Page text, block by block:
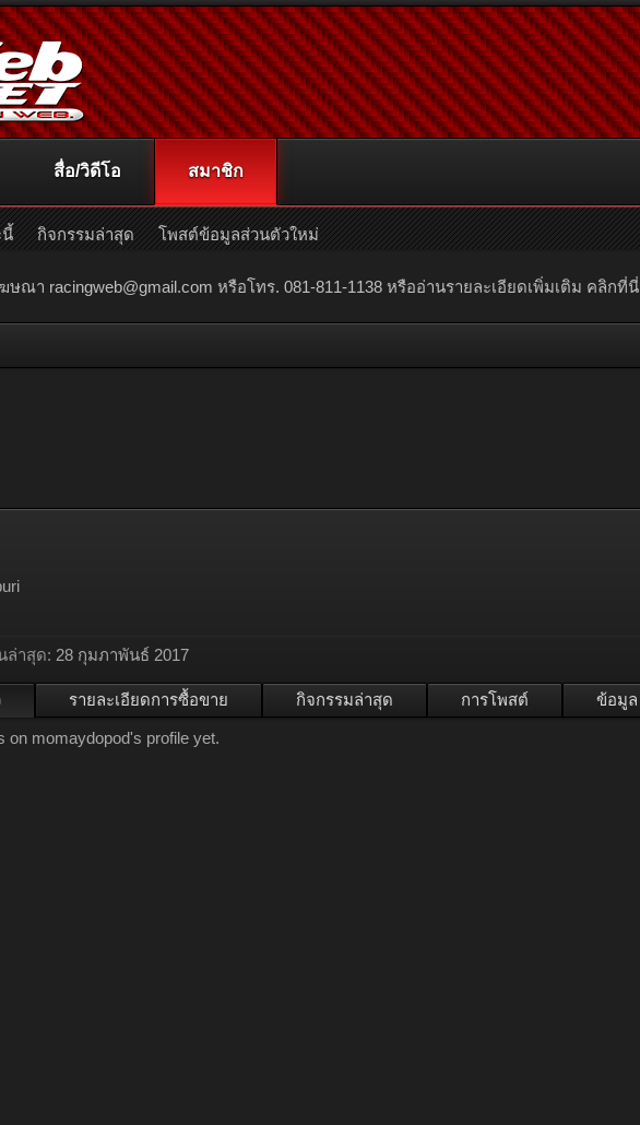
ษณา racingweb@gmail.com หรือโทร. 081-811-1138 หรืออ่านรายละเอียดเพิ่มเติม คลิกที่นี่
ล่าสุด: 28 กุมภาพันธ์ 2017
รายละเอียดการซื้อขาย กิจกรรมล่าสุด การโพสต์ ข้อมูล
on momaydopod's profile yet.
สื่อ/วิดีโอ สมาชิก
นี้ กิจกรรมล่าสุด โพสต์ข้อมูลส่วนตัวใหม่